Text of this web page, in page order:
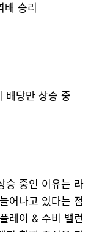
승리
배당만 상승 중
승 중인 이유는 라
어나고 있다는 점
레이 & 수비 밸런